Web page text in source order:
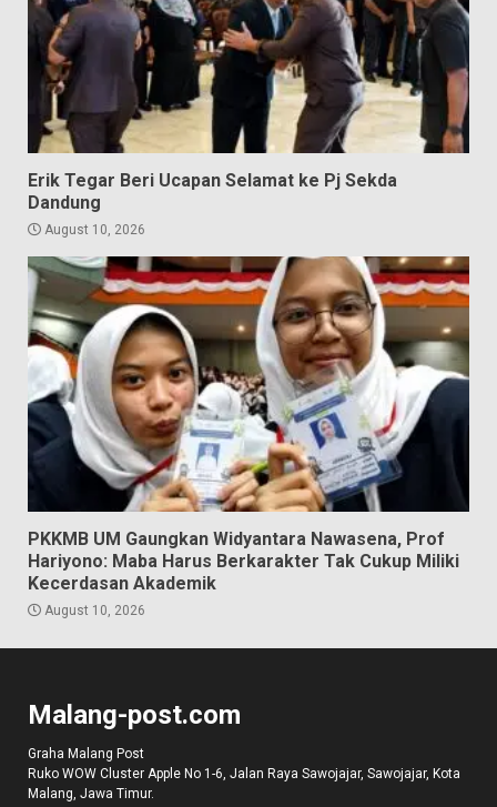
Erik Tegar Beri Ucapan Selamat ke Pj Sekda
Dandung
August 10, 2026
PKKMB UM Gaungkan Widyantara Nawasena, Prof
Hariyono: Maba Harus Berkarakter Tak Cukup Miliki
Kecerdasan Akademik
August 10, 2026
Malang-post.com
Graha Malang Post
Ruko WOW Cluster Apple No 1-6, Jalan Raya Sawojajar, Sawojajar, Kota
Malang, Jawa Timur.